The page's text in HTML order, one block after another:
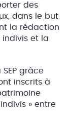
des
dans le but
la rédaction
indivis et la
grâce
inscrits à
» entre